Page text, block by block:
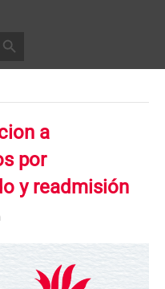
a
por
y readmisión